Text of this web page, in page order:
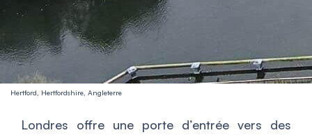
Hertford, Hertfordshire, Angleterre
Londres offre une porte d’entrée vers des